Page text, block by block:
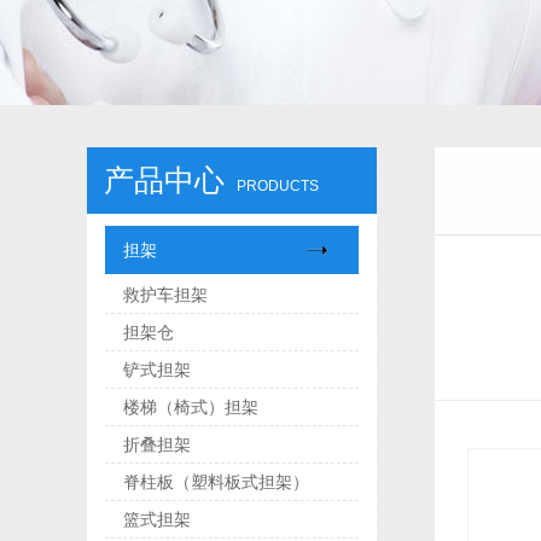
产品中心 PRODUCTS
担架
救护车担架
担架仓
铲式担架
楼梯（椅式）担架
折叠担架
脊柱板（塑料板式担架）
篮式担架